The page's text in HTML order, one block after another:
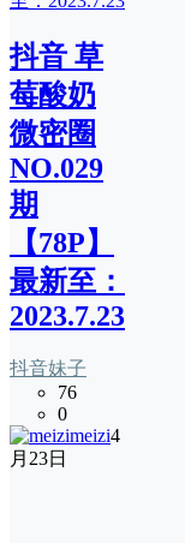
抖音 草
莓酸奶
微密圈
NO.029
期
【78P】
最新至：
2023.7.23
抖音妹子
76
0
meizi4
月23日